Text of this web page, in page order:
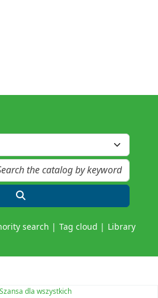
search Tag cloud Library
dla wszystkich